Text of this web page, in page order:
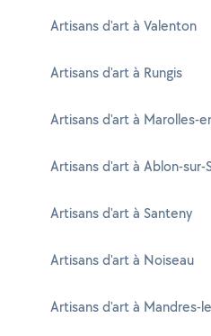
Artisans d'art à Valenton
Artisans d'art à Rungis
Artisans d'art à Marolles-
Artisans d'art à Ablon-sur-
Artisans d'art à Santeny
Artisans d'art à Noiseau
Artisans d'art à Mandres-